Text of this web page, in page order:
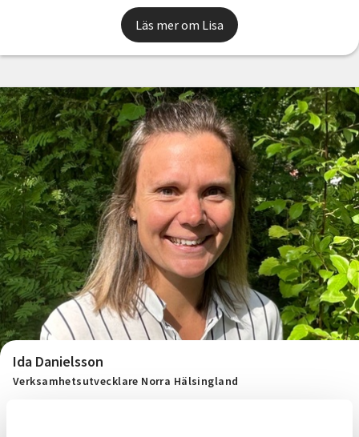
Läs mer om Lisa
Ida Danielsson
Verksamhetsutvecklare Norra Hälsingland